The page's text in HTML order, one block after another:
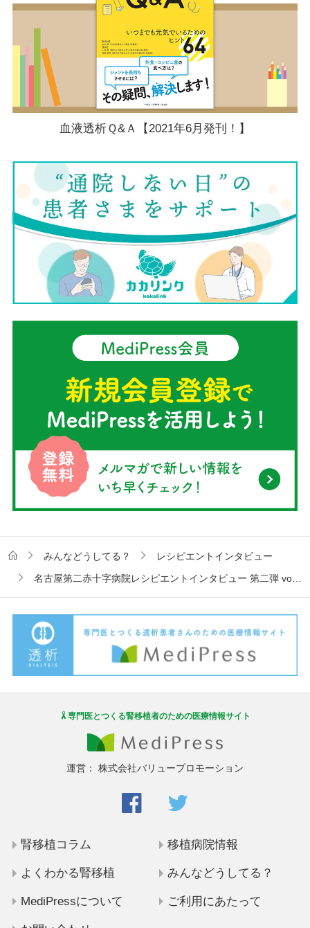
血液透析Ｑ&Ａ【2021年6月発刊！】
みんなどうしてる？
レシピエントインタビュー
名古屋第二赤十字病院レシピエントインタビュー 第二弾 vol.1 希望に満ちた春を迎えて
専門医とつくる腎移植者のための医療情報サイト
運営： 株式会社バリュープロモーション
腎移植コラム 移植病院情報
よくわかる腎移植 みんなどうしてる？
MediPressについて ご利用にあたって